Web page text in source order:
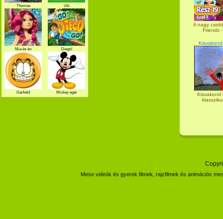
A nagy
Friends
Kisvakond
Thomas Uki
Mia és én Diego!
Garfield Mickey egér
Mese videók és gyerek filmek, rajzfilmek és animációs